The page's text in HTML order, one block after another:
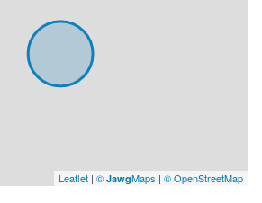
Leaflet | © JawgMaps | © OpenStreetMap